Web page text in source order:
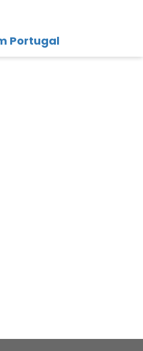
Portugal